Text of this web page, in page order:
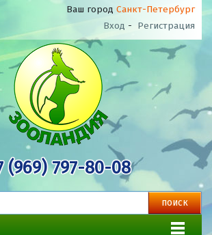
Ваш город Санкт-Петербург
Вход - Регистрация
(969) 797-80-08